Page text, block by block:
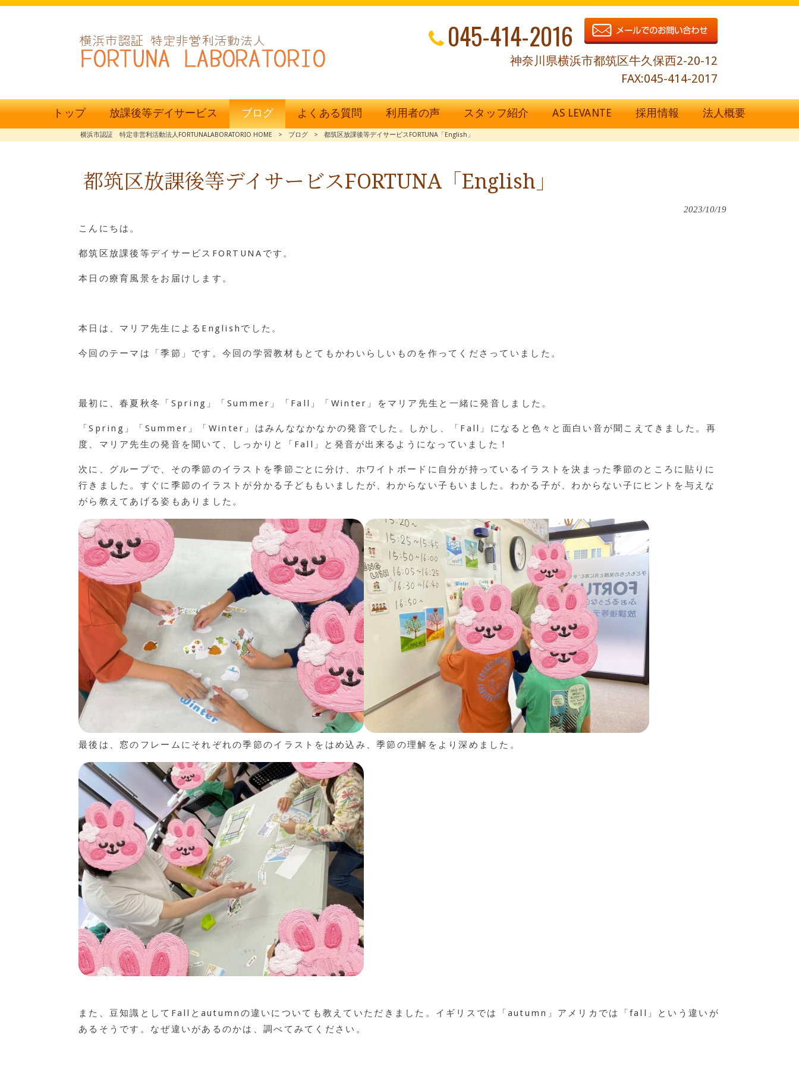
045-414-2016
神奈川県横浜市都筑区牛久保西2-20-12
FAX:045-414-2017
トップ 放課後等デイサービス ブログ よくある質問 利用者の声 スタッフ紹介 AS LEVANTE 採用情報 法人概要
横浜市認証 特定非営利活動法人FORTUNALABORATORIO HOME > ブログ > 都筑区放課後等デイサービスFORTUNA「English」
都筑区放課後等デイサービスFORTUNA「English」
2023/10/19
こんにちは。
都筑区放課後等デイサービスFORTUNAです。
本日の療育風景をお届けします。
本日は、マリア先生によるEnglishでした。
今回のテーマは「季節」です。今回の学習教材もとてもかわいらしいものを作ってくださっていました。
最初に、春夏秋冬「Spring」「Summer」「Fall」「Winter」をマリア先生と一緒に発音しました。
「Spring」「Summer」「Winter」はみんななかなかの発音でした。しかし、「Fall」になると色々と面白い音が聞こえてきました。再
度、マリア先生の発音を聞いて、しっかりと「Fall」と発音が出来るようになっていました！
次に、グループで、その季節のイラストを季節ごとに分け、ホワイトボードに自分が持っているイラストを決まった季節のところに貼りに
行きました。すぐに季節のイラストが分かる子どももいましたが、わからない子もいました。わかる子が、わからない子にヒントを与えな
がら教えてあげる姿もありました。
最後は、窓のフレームにそれぞれの季節のイラストをはめ込み、季節の理解をより深めました。
また、豆知識としてFallとautumnの違いについても教えていただきました。イギリスでは「autumn」アメリカでは「fall」という違いが
あるそうです。なぜ違いがあるのかは、調べてみてください。